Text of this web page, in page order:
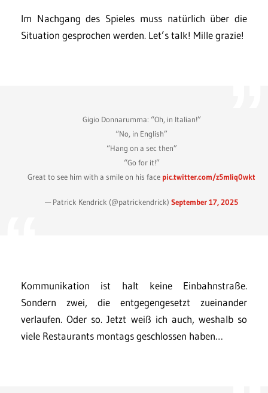
Im Nachgang des Spieles muss natürlich über die
Situation gesprochen werden. Let’s talk! Mille grazie!
Gigio Donnarumma: “Oh, in Italian!”
“No, in English”
“Hang on a sec then”
“Go for it!”
Great to see him with a smile on his face pic.twitter.com/z5mIiq0wkt
— Patrick Kendrick (@patrickendrick)September 17, 2025
Kommunikation ist halt keine Einbahnstraße.
Sondern zwei, die entgegengesetzt zueinander
verlaufen. Oder so. Jetzt weiß ich auch, weshalb so
viele Restaurants montags geschlossen haben…